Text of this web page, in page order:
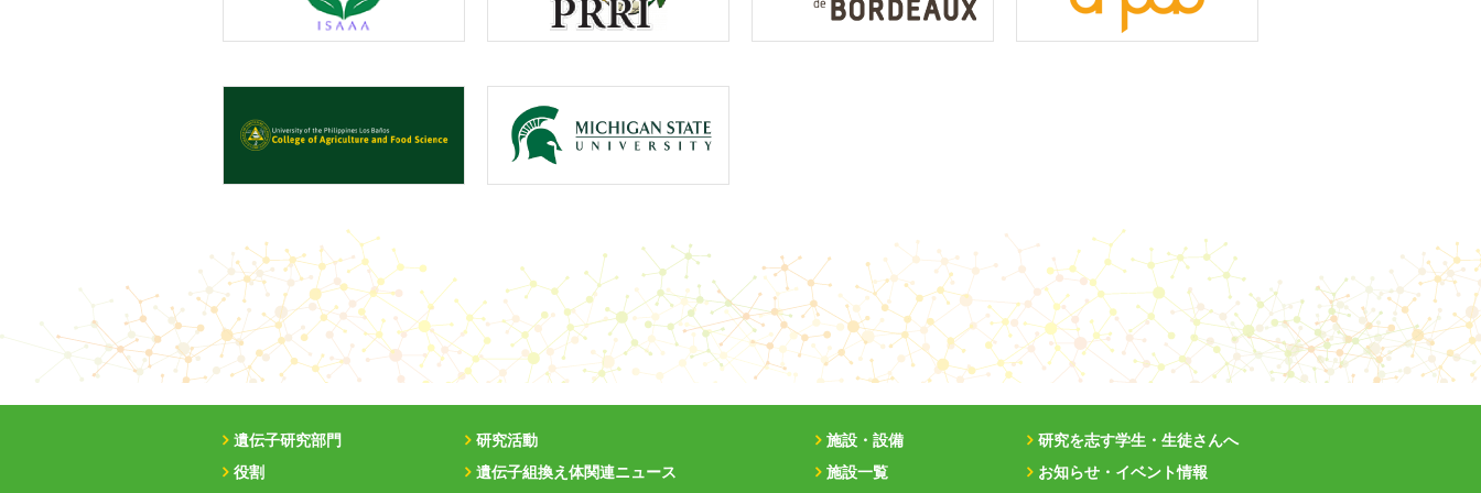
遺伝子研究部門
役割
研究活動
遺伝子組換え体関連ニュース
施設・設備
施設一覧
研究を志す学生・生徒さんへ
お知らせ・イベント情報